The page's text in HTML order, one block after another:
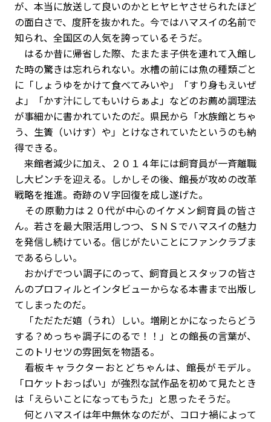
が、本当に放送して良いのかとヒヤヒヤさせられたほど
の面白さで、度肝を抜かれた。今ではハマスイの名前で
知られ、全国区の人気を誇っているそうだ。
はるか昔に帰省した際、たまたま子供を連れて入館し
た時の驚きは忘れられない。水槽の前には魚の種類ごと
に「しょうゆをかけて食べてみいや」「すり身もえいぜ
よ」「かす汁にしてもいけらぁよ」などのお薦め調理法
が事細かに書かれていたのだ。県民から「水族館とちゃ
う、生簀（いけす）や」とけなされていたというのも納
得できる。
来館者減少に加え、２０１４年には飼育員が一斉離職
し大ピンチを迎える。しかしその後、館長が攻めの改革
戦略を推進。奇跡のＶ字回復を成し遂げた。
その原動力は２０代が中心のイケメン飼育員の皆さ
ん。若さを最大限活用しつつ、ＳＮＳでハマスイの魅力
を発信し続けている。信じがたいことにファンクラブま
であるらしい。
おかげでつい調子にのって、飼育員とスタッフの皆さ
んのプロフィルとインタビューからなる本書まで出版し
てしまったのだ。
「ただただ嬉（うれ）しい。増刷とかになったらどう
する？めっちゃ調子にのるで！！」との館長の言葉が、
このトリセツの雰囲気を物語る。
看板キャラクターおとどちゃんは、館長がモデル。
「ロケットおっぱい」が強烈な試作品を初めて見たとき
は「えらいことになってもうた」と思ったそうだ。
何とハマスイは年中無休なのだが、コロナ禍によって